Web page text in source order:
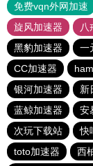
免费vqn外网加速
旋风加速器
八
黑豹加速器
一
CC加速器
银河加速器
新
蓝鲸加速器
安
次玩下载站
快
toto加速器
西